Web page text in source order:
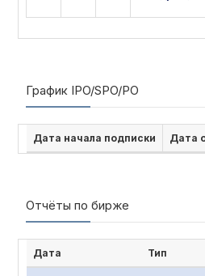
График IPO/SPO/PO
Дата начала подписки Дата
Отчёты по бирже
Дата Тип